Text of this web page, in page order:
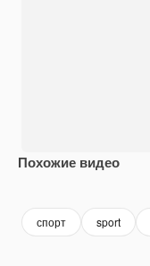
Похожие видео
спорт sport